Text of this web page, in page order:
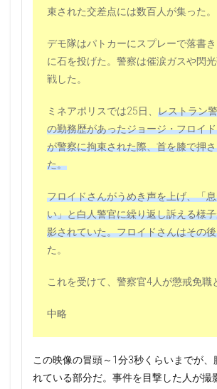
束された交差点には数百人が集った。
デモ隊はパトカーにスプレーで落書
に石を投げた。警察は催涙ガスや閃
戦した。
ミネアポリスでは25日、 レストラン
の勤務歴があったジョージ・フロイ
が警察に拘束された際、首を膝で押
た。
フロイドさんがうめき声を上げ、「
い」と白人警官に繰り返し訴える様
影されていた。フロイドさんはその
た。
これを受けて、警察官4人が懲戒免職
中略
この映像の冒頭～1分3秒くらいまでが、
れている部分だ。事件を目撃した人が撮